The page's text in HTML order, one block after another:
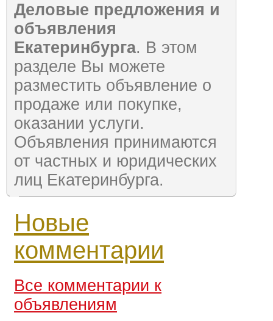
Деловые предложения и
объявления
Екатеринбурга. В этом
разделе Вы можете
разместить объявление о
продаже или покупке,
оказании услуги.
Объявления принимаются
от частных и юридических
лиц Екатеринбурга.
Новые
комментарии
Все комментарии к
объявлениям